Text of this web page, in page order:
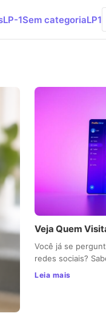
LP-1Sem categoriaLP1
Veja Quem
Você já se
redes sociais?
Leia mais